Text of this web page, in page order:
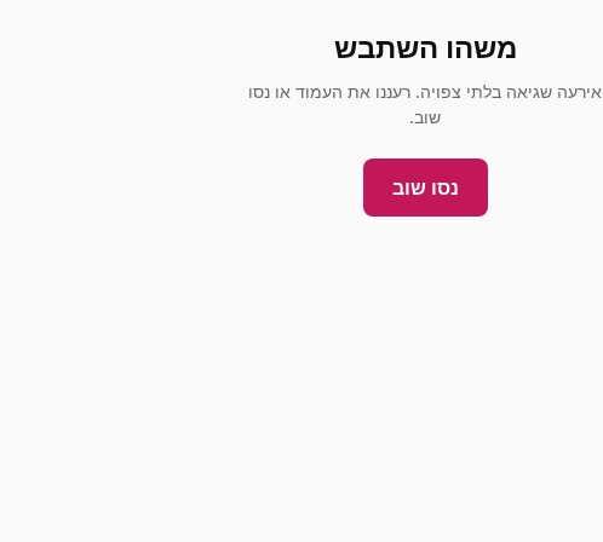
משהו השתבש
אירעה שגיאה בלתי צפויה. רעננו את העמוד או נסו
שוב.
נסו שוב